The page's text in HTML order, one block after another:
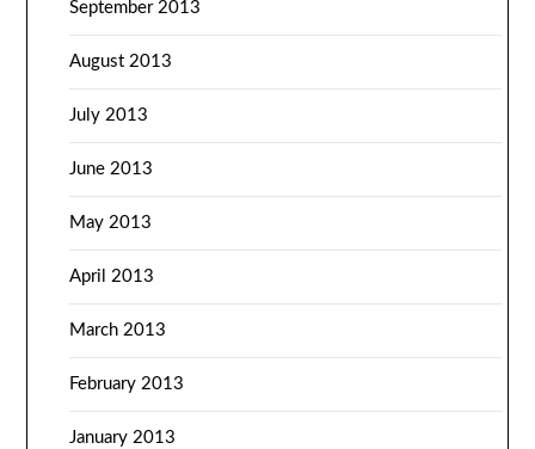
September 2013
August 2013
July 2013
June 2013
May 2013
April 2013
March 2013
February 2013
January 2013